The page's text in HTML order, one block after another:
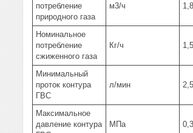
потребление
природного газа
м3/ч 1,8
Номинальное
потребление
сжиженного газа
Кг/ч 1,5
Минимальный
проток контура
ГВС
л/мин 2,5
Максимальное
давление контура
MПa 0,3